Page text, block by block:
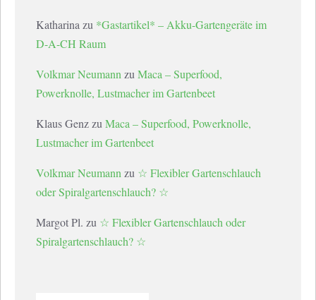
Katharina zu *Gastartikel* – Akku-Gartengeräte im
D-A-CH Raum
Volkmar Neumann zu Maca – Superfood,
Powerknolle, Lustmacher im Gartenbeet
Klaus Genz zu Maca – Superfood, Powerknolle,
Lustmacher im Gartenbeet
Volkmar Neumann zu ☆ Flexibler Gartenschlauch
oder Spiralgartenschlauch? ☆
Margot Pl. zu ☆ Flexibler Gartenschlauch oder
Spiralgartenschlauch? ☆